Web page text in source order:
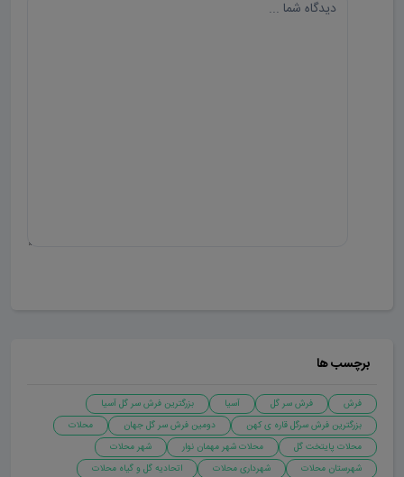
برچسب ها
فرش فرش سر گل آسیا
بزرگترین فرش سر گل آسیا
بزرگترین فرش سرگل قاره ی کهن
دومین فرش سر گل جهان
محلات
محلات پایتخت گل
محلات شهر مهمان نوار
شهر محلات
شهرستان محلات
شهرداری محلات
اتحادیه گل و گیاه محلات